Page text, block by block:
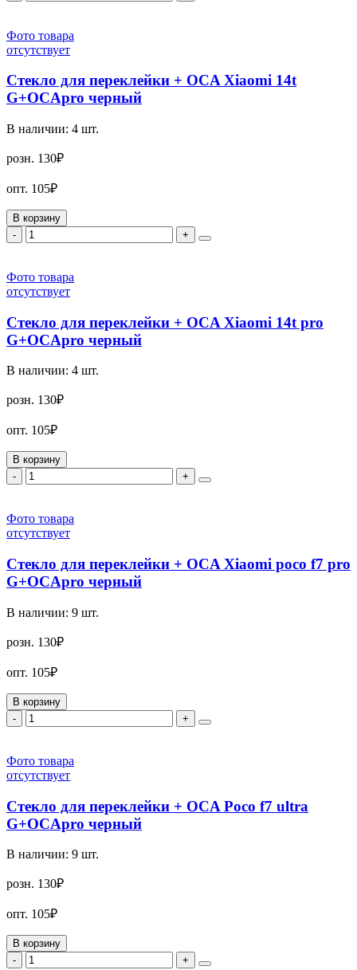
Фото товара
отсутствует
Стекло для переклейки + OCA Xiaomi 14t
G+OCApro черный
В наличии: 4 шт.
розн. 130₽
опт. 105₽
В корзину
-
+
Фото товара
отсутствует
Стекло для переклейки + OCA Xiaomi 14t pro
G+OCApro черный
В наличии: 4 шт.
розн. 130₽
опт. 105₽
В корзину
-
+
Фото товара
отсутствует
Стекло для переклейки + OCA Xiaomi poco f7 pro
G+OCApro черный
В наличии: 9 шт.
розн. 130₽
опт. 105₽
В корзину
-
+
Фото товара
отсутствует
Стекло для переклейки + OCA Poco f7 ultra
G+OCApro черный
В наличии: 9 шт.
розн. 130₽
опт. 105₽
В корзину
-
+